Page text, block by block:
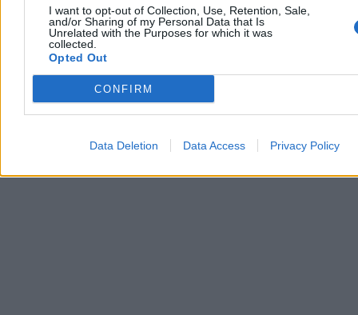
I want to opt-out of Collection, Use, Retention, Sale,
and/or Sharing of my Personal Data that Is
Unrelated with the Purposes for which it was
collected.
Opted Out
CONFIRM
Data Deletion Data Access Privacy Policy
wypadł Lech Wałęsa i Wojciech Jaruzelski.
3 min
Reklama